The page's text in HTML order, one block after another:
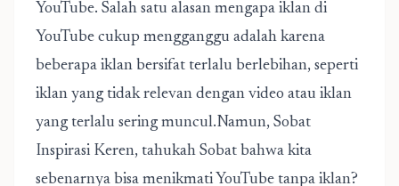
YouTube. Salah satu alasan mengapa iklan di
YouTube cukup mengganggu adalah karena
beberapa iklan bersifat terlalu berlebihan, seperti
iklan yang tidak relevan dengan video atau iklan
yang terlalu sering muncul.Namun, Sobat
Inspirasi Keren, tahukah Sobat bahwa kita
sebenarnya bisa menikmati YouTube tanpa iklan?